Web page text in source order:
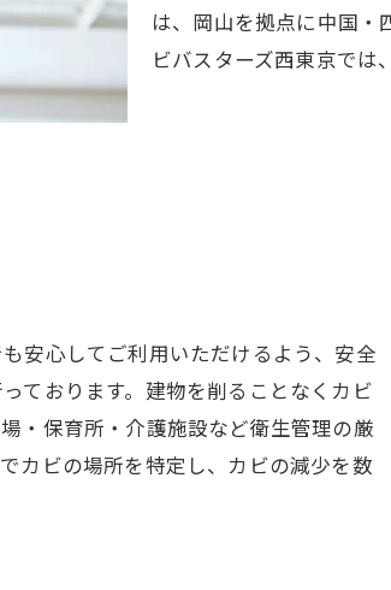
は、岡山を拠点に中国・
ビバスターズ西東京では
安心してご利用いただけるよう、安全
ております。建物を削ることなくカビ
・保育所・介護施設など衛生管理の厳
カビの場所を特定し、カビの減少を数